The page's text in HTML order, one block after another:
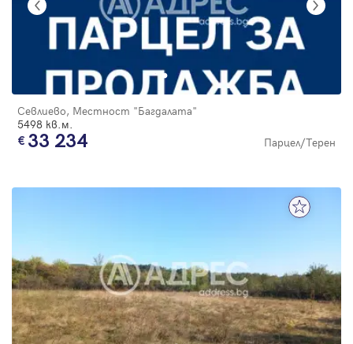
Севлиево, Местност "Багдалата"
5498 кв.м.
33 234 Парцел/Терен